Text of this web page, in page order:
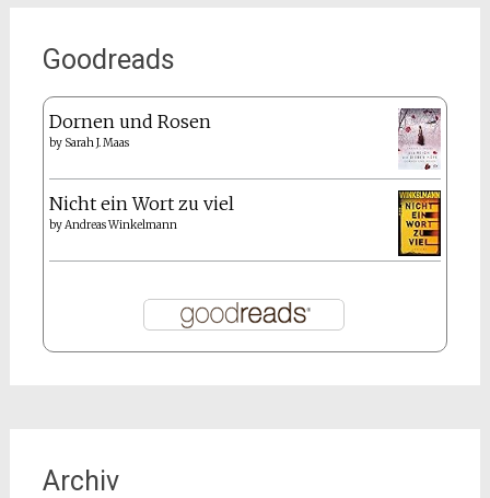
Goodreads
Dornen und Rosen
by Sarah J. Maas
Nicht ein Wort zu viel
byAndreas Winkelmann
Archiv